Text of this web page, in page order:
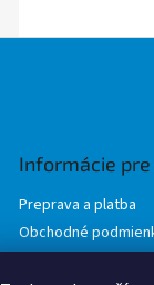
Informácie
Preprava a platba
Obchodné